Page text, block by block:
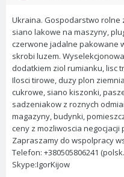
Ukraina. Gospodarstwo rolne
siano lakowe na maszyny,
czerwone jadalne pakowane
skrobi luzem.
dodatkiem ziol rumianku, lisc
Ilosci tirowe, duzy plon
cukrowe, siano kiszonki,
sadzeniakow z roznych
magazyny, budynki,
ceny z mozliwoscia
Zapraszamy do wspolpracy
Telefon: +380505806241
Skype:IgorKijow